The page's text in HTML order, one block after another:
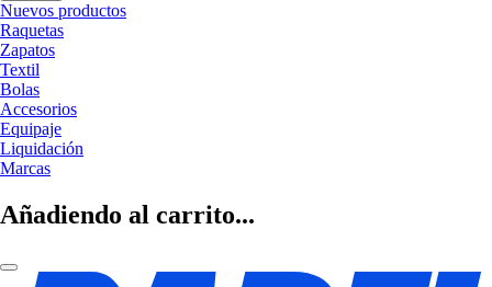
Nuevos productos
Raquetas
Zapatos
Textil
Bolas
Accesorios
Equipaje
Liquidación
Marcas
Añadiendo al carrito...